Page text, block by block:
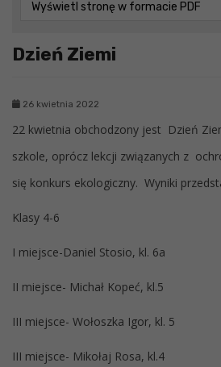
Wyświetl stronę w formacie PDF
Dzień Ziemi
26 kwietnia 2022
22 kwietnia obchodzony jest Dzień
szkole, oprócz lekcji związanych z
się konkurs ekologiczny. Wyniki
Klasy 4-6
I miejsce-Daniel Stosio, kl. 6a
II miejsce- Michał Kopeć, kl.5
III miejsce- Wołoszka Igor, kl. 5
III miejsce- Mikołaj Rosa, kl.4